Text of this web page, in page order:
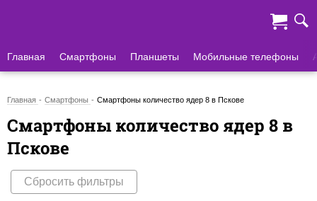
Главная Смартфоны Планшеты Мобильные телефоны
Главная Смартфоны Смартфоны количество ядер 8 в Пскове
Смартфоны количество ядер 8 в
Пскове
Сбросить фильтры